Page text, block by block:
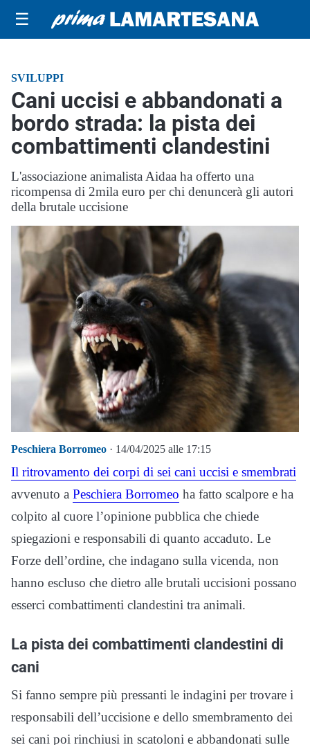
☰
SVILUPPI
Cani uccisi e abbandonati a
bordo strada: la pista dei
combattimenti clandestini
L'associazione animalista Aidaa ha offerto una
ricompensa di 2mila euro per chi denuncerà gli autori
della brutale uccisione
Peschiera Borromeo · 14/04/2025 alle 17:15
Il ritrovamento dei corpi di sei cani uccisi e smembrati
avvenuto a Peschiera Borromeo ha fatto scalpore e ha
colpito al cuore l’opinione pubblica che chiede
spiegazioni e responsabili di quanto accaduto. Le
Forze dell’ordine, che indagano sulla vicenda, non
hanno escluso che dietro alle brutali uccisioni possano
esserci combattimenti clandestini tra animali.
La pista dei combattimenti clandestini di
cani
Si fanno sempre più pressanti le indagini per trovare i
responsabili dell’uccisione e dello smembramento dei
sei cani poi rinchiusi in scatoloni e abbandonati sulle